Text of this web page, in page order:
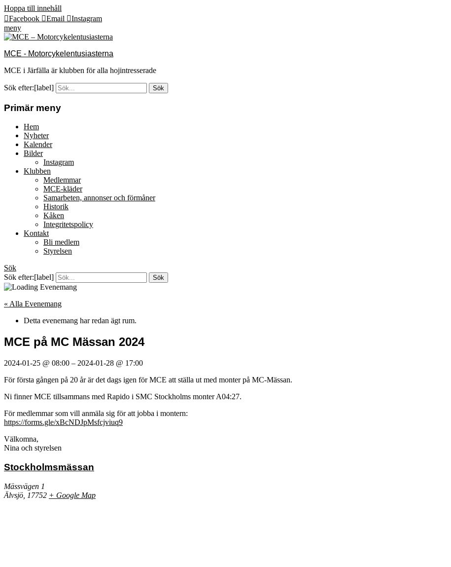
Hoppa till innehåll
Facebook
Email
Instagram
meny
MCE - Motorcykelentusiasterna
MCE i Järfälla är klubben för alla hojintresserade
Sök efter:[label]
Primär meny
Hem
Nyheter
Kalender
Bilder
Instagram
Klubben
Medlemmar
MCE-kläder
Samarbeten, annonser och förmåner
Historik
Kåken
Integritetspolicy
Kontakt
Bli medlem
Styrelsen
Sök
Sök efter:[label]
« Alla Evenemang
Detta evenemang har redan ägt rum.
MCE på MC Mässan 2024
2024-01-25 @ 08:00 – 2024-01-28 @ 17:00
För första gången på 20 år är det dags igen för MCE att ställa ut med monter på MC-Mässan.
Ni finner MCE tillsammans med Rapido i SMC Stockholms monter A04:27.
För medlemmar som vill anmäla sig för att jobba i montern:
https://forms.gle/xBcNDJpMsfcjviuq9
Välkomna,
Nina och styrelsen
Stockholmsmässan
Mässvägen 1
Älvsjö 17752 + Google Map